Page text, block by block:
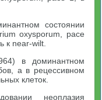
состоянии
oxysporum, расе
к near-wilt.
в доминантном
а в рецессивном
клеток.
неоплазия